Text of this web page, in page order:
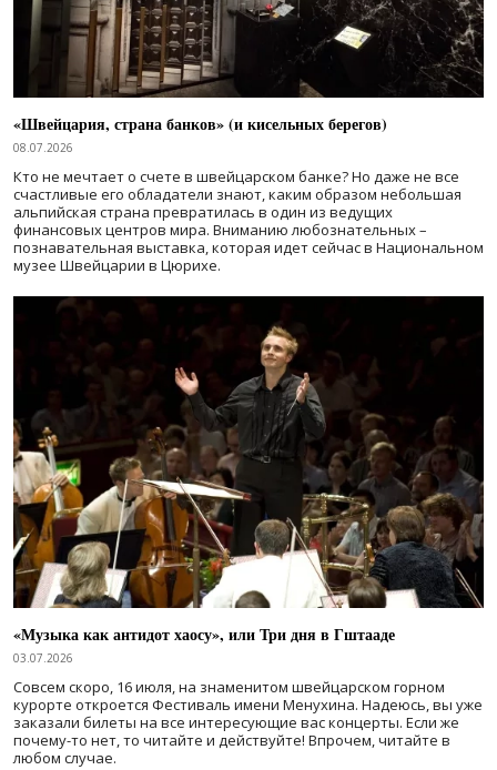
«Швейцария, страна банков» (и кисельных берегов)
08.07.2026
Кто не мечтает о счете в швейцарском банке? Но даже не все
счастливые его обладатели знают, каким образом небольшая
альпийская страна превратилась в один из ведущих
финансовых центров мира. Вниманию любознательных –
познавательная выставка, которая идет сейчас в Национальном
музее Швейцарии в Цюрихе.
«Музыка как антидот хаосу», или Три дня в Гштааде
03.07.2026
Совсем скоро, 16 июля, на знаменитом швейцарском горном
курорте откроется Фестиваль имени Менухина. Надеюсь, вы уже
заказали билеты на все интересующие вас концерты. Если же
почему-то нет, то читайте и действуйте! Впрочем, читайте в
любом случае.